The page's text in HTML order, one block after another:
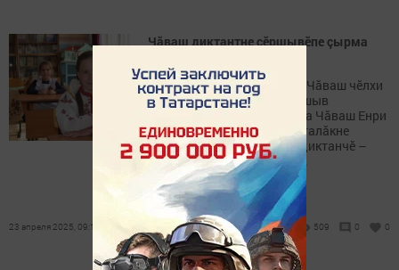
Чăваш диктантне çӗршывӗпе çырма
Паян, апрелӗн 23-мӗшӗнче Чăваш чĕлхи
кунне, Раççейри Тăван çĕршыв
хӳтĕлевçин çулталăкне тата Чăваш Енри
Çĕнтерӳпе патриотлăх çулталăкне
халалланă «Пĕтĕм чăваш диктанчĕ –
2025» вĕренӳ акцийĕ иртет.
23 апреля 2025, 09:18 509 0 0